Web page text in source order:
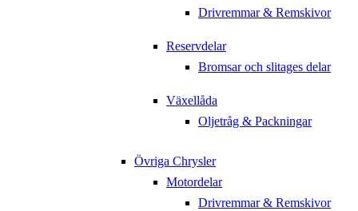
Drivremmar & Remskivor
Reservdelar
Bromsar och slitages delar
Växellåda
Oljetråg & Packningar
Övriga Chrysler
Motordelar
Drivremmar & Remskivor